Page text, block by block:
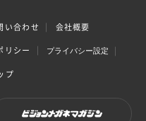
い合わせ 会社概要
リシー プライバシー設定
プ